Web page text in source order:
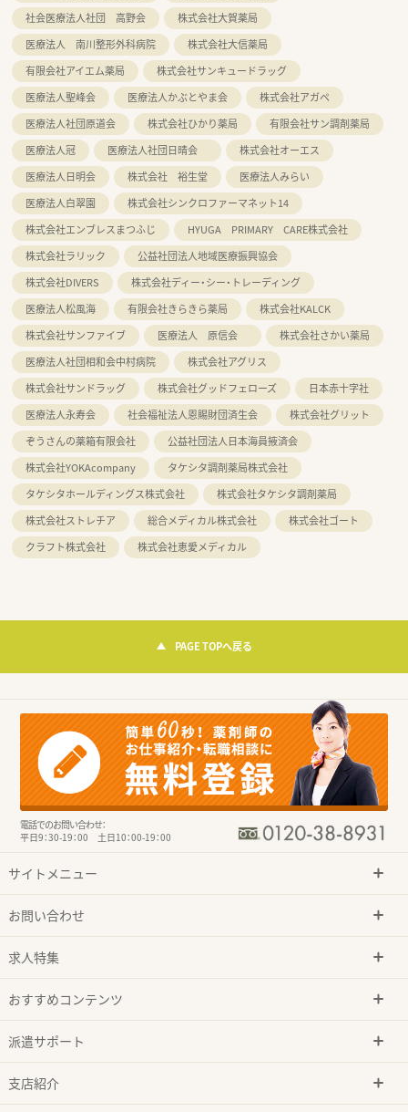
社会医療法人社団 高野会
株式会社大賀薬局
医療法人 南川整形外科病院
株式会社大信薬局
有限会社アイエム薬局
株式会社サンキュードラッグ
医療法人聖峰会
医療法人かぶとやま会
株式会社アガペ
医療法人社団原道会
株式会社ひかり薬局
有限会社サン調剤薬局
医療法人冠
医療法人社団日晴会
株式会社オーエス
医療法人日明会
株式会社 裕生堂
医療法人みらい
医療法人白翠園
株式会社シンクロファーマネット14
株式会社エンブレスまつふじ
HYUGA PRIMARY CARE株式会社
株式会社ラリック
公益社団法人地域医療振興協会
株式会社DIVERS
株式会社ディー・シー・トレーディング
医療法人松風海
有限会社きらきら薬局
株式会社KALCK
株式会社サンファイブ
医療法人 原信会
株式会社さかい薬局
医療法人社団相和会中村病院
株式会社アグリス
株式会社サンドラッグ
株式会社グッドフェローズ
日本赤十字社
医療法人永寿会
社会福祉法人恩賜財団済生会
株式会社グリット
ぞうさんの薬箱有限会社
公益社団法人日本海員掖済会
株式会社YOKAcompany
タケシタ調剤薬局株式会社
タケシタホールディングス株式会社
株式会社タケシタ調剤薬局
株式会社ストレチア
総合メディカル株式会社
株式会社ゴート
クラフト株式会社
株式会社恵愛メディカル
PAGE TOPへ戻る
電話でのお問い合わせ：
平日9：30-19：00 土日10：00-19：00
サイトメニュー
お問い合わせ
求人特集
おすすめコンテンツ
派遣サポート
支店紹介